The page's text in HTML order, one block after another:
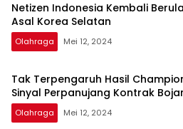
Netizen Indonesia Kembali
Asal Korea Selatan
Olahraga Mei 12, 2024
Tak Terpengaruh Hasil
Sinyal Perpanujang Kontrak
Olahraga Mei 12, 2024